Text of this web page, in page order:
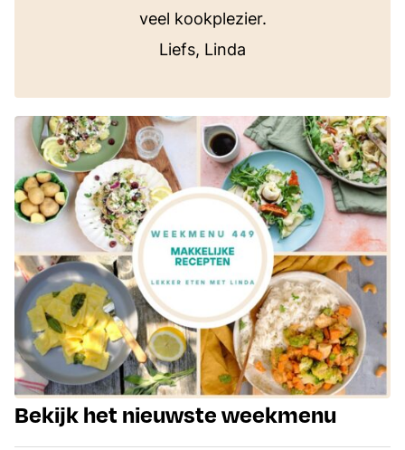
veel kookplezier.
Liefs, Linda
Bekijk het nieuwste weekmenu